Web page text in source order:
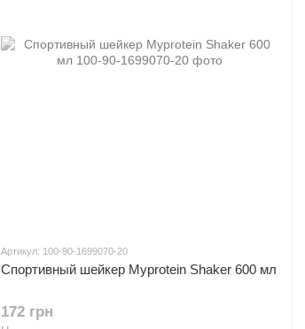
Артикул: 100-90-1699070-20
Спортивный шейкер Myprotein Shaker 600 мл
172 грн